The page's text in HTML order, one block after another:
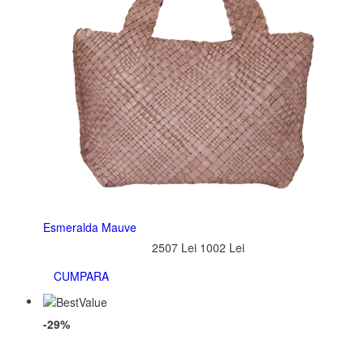
Esmeralda Mauve
2507 Lei 1002 Lei
CUMPARA
-29%